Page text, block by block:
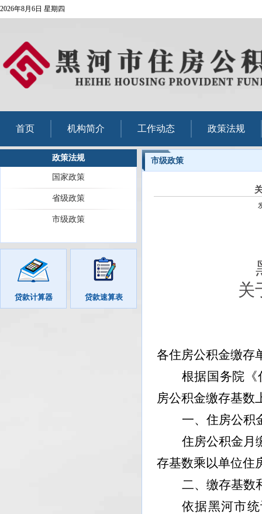
2026年8月6日 星期四
首页 机构简介 工作动态 政策法规
政策法规
国家政策
省级政策
市级政策
贷款计算器 贷款速算表
市级政策
关
各住房公积金缴存
根据国务院《
房公积金缴存基数
一、住房公积
住房公积金月
存基数乘以单位住
二、缴存基数
依据黑河市